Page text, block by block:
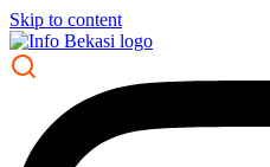
Skip to content